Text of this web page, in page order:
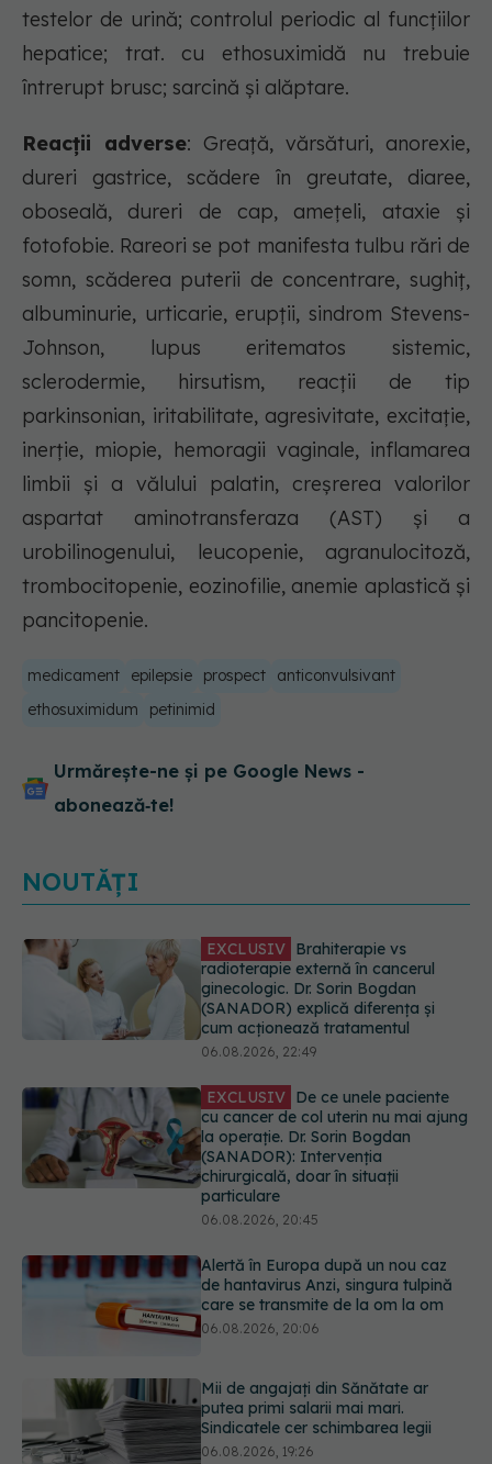
testelor de urină; controlul periodic al funcţiilor
hepatice; trat. cu ethosuximidă nu trebuie
întrerupt brusc; sarcină şi alăptare.
Reacții adverse: Greaţă, vărsături, anorexie,
dureri gastrice, scădere în greutate, diaree,
oboseală, dureri de cap, ameţeli, ataxie şi
fotofobie. Rareori se pot manifesta tulbu rări de
somn, scăderea puterii de concentrare, sughiţ,
albuminurie, urticarie, erupţii, sindrom Stevens-
Johnson, lupus eritematos sistemic,
sclerodermie, hirsutism, reacţii de tip
parkinsonian, iritabilitate, agresivitate, excitaţie,
inerţie, miopie, hemoragii vaginale, inflamarea
limbii şi a vălului palatin, creşrerea valorilor
aspartat aminotransferaza (AST) şi a
urobilinogenului, leucopenie, agranulocitoză,
trombocitopenie, eozinofilie, anemie aplastică şi
pancitopenie.
medicament epilepsie prospect
anticonvulsivant
ethosuximidum
petinimid
Urmărește-ne și pe Google News -
abonează‑te!
NOUTĂȚI
EXCLUSIV De ce unele paciente
cu cancer de col uterin nu mai ajung
la operație. Dr. Sorin Bogdan
(SANADOR): Intervenția
chirurgicală, doar în situații
particulare
06.08.2026, 20:45
Alertă în Europa după un nou caz
de hantavirus Anzi, singura tulpină
care se transmite de la om la om
06.08.2026, 20:06
putea primi salarii mai mari.
Sindicatele cer schimbarea legii
06.08.2026, 19:26
care pot fi tratate fără operație. Dr.
Sorin Bogdan (SANADOR): Chirurgia
este indicată doar punctual, pentru
anumite categorii de paciente